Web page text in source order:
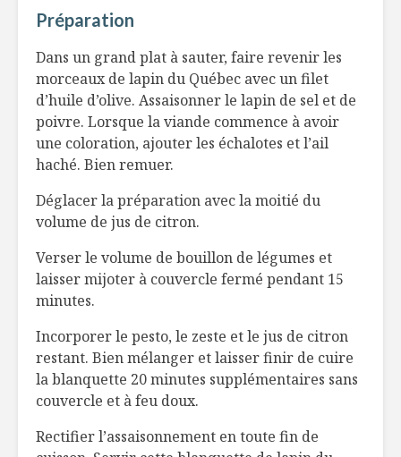
Préparation
Dans un grand plat à sauter, faire revenir les
morceaux de lapin du Québec avec un filet
d’huile d’olive. Assaisonner le lapin de sel et de
poivre. Lorsque la viande commence à avoir
une coloration, ajouter les échalotes et l’ail
haché. Bien remuer.
Déglacer la préparation avec la moitié du
volume de jus de citron.
Verser le volume de bouillon de légumes et
laisser mijoter à couvercle fermé pendant 15
minutes.
Incorporer le pesto, le zeste et le jus de citron
restant. Bien mélanger et laisser finir de cuire
la blanquette 20 minutes supplémentaires sans
couvercle et à feu doux.
Rectifier l’assaisonnement en toute fin de